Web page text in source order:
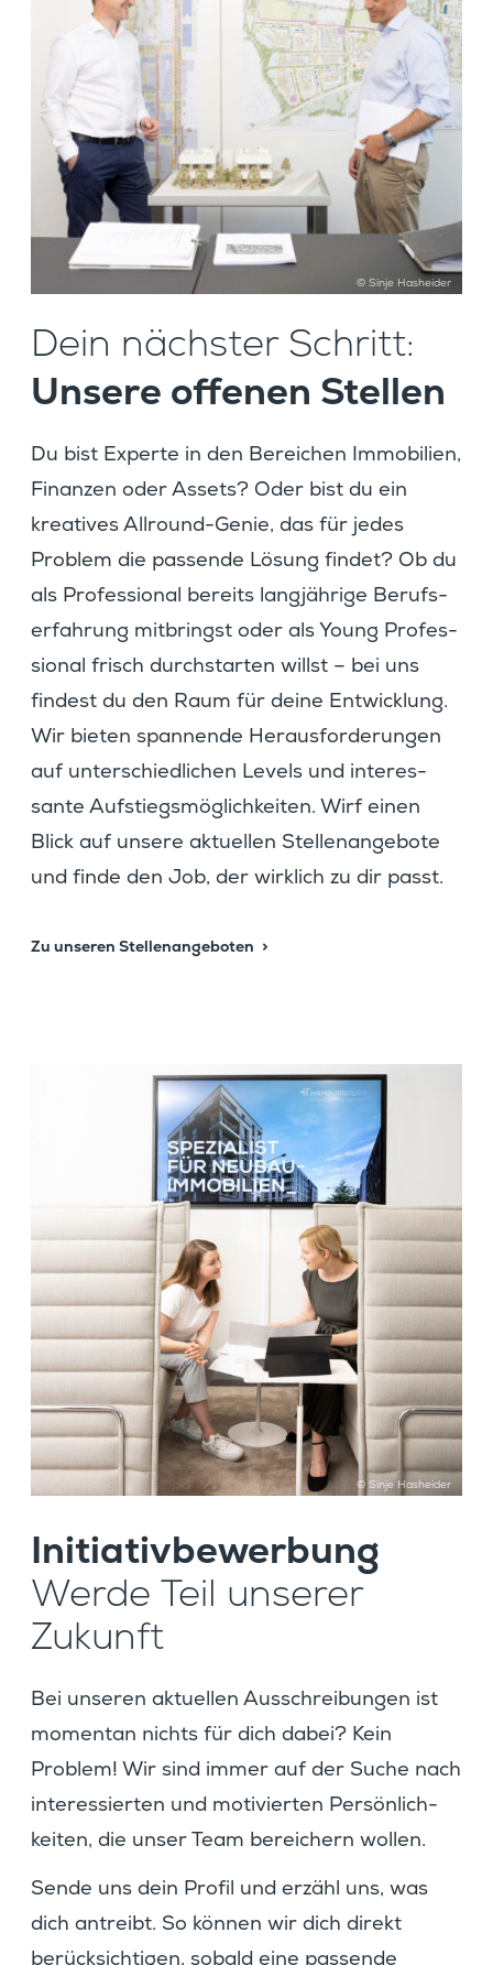
© Sinje Hasheider
Dein nächster Schritt:
Unsere offenen Stellen
Du bist Experte in den Berei­chen Immobi­lien,
Finanzen oder Assets? Oder bist du ein
kreatives Allround-Genie, das für jedes
Problem die passende Lösung findet? Ob du
als Profes­sional bereits langjäh­rige Berufs­
er­fah­rung mitbringst oder als Young Profes­
sional frisch durch­starten willst – bei uns
findest du den Raum für deine Entwick­lung.
Wir bieten spannende Heraus­for­de­rungen
auf unter­schied­li­chen Levels und inter­es­
sante Aufstiegs­mög­lich­keiten. Wirf einen
Blick auf unsere aktuellen Stellen­an­ge­bote
und finde den Job, der wirklich zu dir passt.
Zu unseren Stellenangeboten
Initia­tiv­be­wer­bung
Werde Teil unserer
Zukunft
Bei unseren aktuellen Ausschrei­bungen ist
momentan nichts für dich dabei? Kein
Problem! Wir sind immer auf der Suche nach
inter­es­sierten und motivierten Persön­lich­
keiten, die unser Team berei­chern wollen.
Sende uns dein Profil und erzähl uns, was
dich antreibt. So können wir dich direkt
berück­sich­tigen, sobald eine passende
© Sinje Hasheider